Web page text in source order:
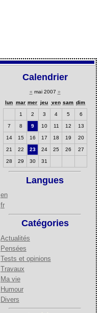
Calendrier
« mai 2007 »
lun mar mer jeu ven sam dim
1 2 3 4 5 6
7 8 9 10 11 12 13
14 15 16 17 18 19 20
21 22 23 24 25 26 27
28 29 30 31
Langues
en
fr
Catégories
Actualités
Pensées
Tests et opinions
Travaux
Ma vie
Humour
Divers